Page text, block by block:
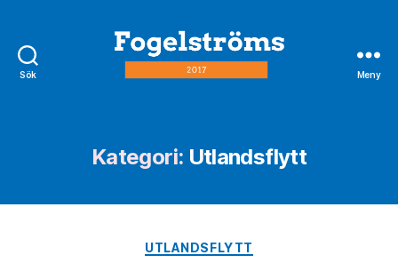
Sök Meny
Kategori: Utlandsflytt
Kategorier
UTLANDSFLYTT